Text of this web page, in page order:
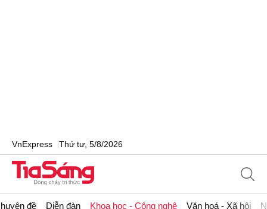
VnExpress Thứ tư, 5/8/2026
đề Diễn đàn Khoa học - Công nghệ Văn hoá - Xã hội